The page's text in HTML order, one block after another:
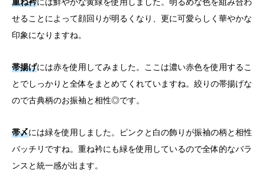
せることによって顔回りが明るくなり、更に可愛らしく華やかな
印象になりますね。
帯揚げには赤を使用してみました。ここは濃い赤色を使用するこ
とでしっかりと全体をまとめてくれていますね。絞りの帯揚げな
ので古典柄のお振袖と相性◎です。
帯〆には緑を使用しました。ピンクと白の飾りが振袖の柄と相性
バッチリですね。重ね衿にも緑を使用しているので全体的なバラ
ンスと統一感が出ます。